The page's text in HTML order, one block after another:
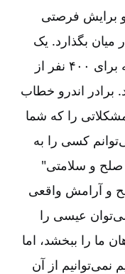
برایش فرصتی
میان بگذارد. یک
بار در شهر غزه از او دعوت شد که برای ۴۰۰ نفر از
اندرو خطاب
را که شما
کسی را به
و سلامتی"
و آرامش واقعی
عیسی را
ما را ببخشد، اما
نمی‌توانیم از آن